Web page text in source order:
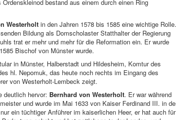
bestand aus einem durch einen Ring
Westerholt in den Jahren 1578 bis 1585 eine wichtige Rolle.
Bildung als Domscholaster Statthalter der Regierung
trat er mehr und mehr für die Reformation ein. Er wurde
Bischof von Münster wurde.
in Münster, Halberstadt und Hildesheim, Komtur des
hl. Nepomuk, das heute noch rechts im Eingang des
von Westerholt-Lembeck zeigt.
deutlich hervor: Bernhard von Westerholt. Er war während
und wurde im Mai 1633 von Kaiser Ferdinand III. in
ein tüchtiger Anführer im kaiserlichen Heer, er hat auch für